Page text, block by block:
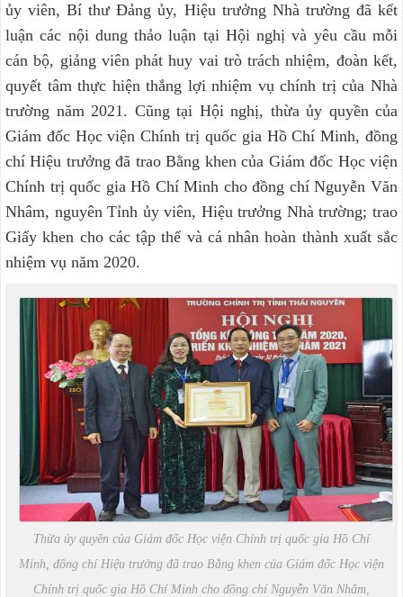
ủy viên, Bí thư Đảng ủy, Hiệu trưởng Nhà trường đã kết
luận các nội dung thảo luận tại Hội nghị và yêu cầu mỗi
cán bộ, giảng viên phát huy vai trò trách nhiệm, đoàn kết,
quyết tâm thực hiện thắng lợi nhiệm vụ chính trị của Nhà
trường năm 2021. Cũng tại Hội nghị, thừa ủy quyền của
Giám đốc Học viện Chính trị quốc gia Hồ Chí Minh, đồng
chí Hiệu trưởng đã trao Bằng khen của Giám đốc Học viện
Chính trị quốc gia Hồ Chí Minh cho đồng chí Nguyễn Văn
Nhâm, nguyên Tỉnh ủy viên, Hiệu trưởng Nhà trường; trao
Giấy khen cho các tập thể và cá nhân hoàn thành xuất sắc
nhiệm vụ năm 2020.
Thừa ủy quyền của Giám đốc Học viện Chính trị quốc gia Hồ Chí
Minh, đồng chí Hiệu trưởng đã trao Bằng khen của Giám đốc Học viện
Chính trị quốc gia Hồ Chí Minh cho đồng chí Nguyễn Văn Nhâm,